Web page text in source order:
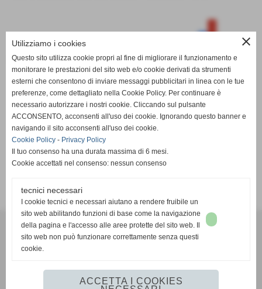
PT G V N P GF GS
0
Stiava San Macario Oltreserchio
A.S.D. Serricciolo
via Pisa, Serricciolo - Aulla (Massa-Carrara)
close
Utilizziamo i cookies
Questo sito utilizza cookie propri al fine di migliorare il funzionamento e
monitorare le prestazioni del sito web e/o cookie derivati da strumenti
esterni che consentono di inviare messaggi pubblicitari in linea con le tue
preferenze, come dettagliato nella Cookie Policy. Per continuare è
necessario autorizzare i nostri cookie. Cliccando sul pulsante
ACCONSENTO, acconsenti all'uso dei cookie. Ignorando questo banner e
navigando il sito acconsenti all'uso dei cookie.
Cookie Policy - Privacy Policy
Il tuo consenso ha una durata massima di 6 mesi.
Cookie accettati nel consenso: nessun consenso
tecnici necessari
I cookie tecnici e necessari aiutano a rendere fruibile un
sito web abilitando funzioni di base come la navigazione
della pagina e l'accesso alle aree protette del sito web. Il
sito web non può funzionare correttamente senza questi
cookie.
ACCETTA I COOKIES